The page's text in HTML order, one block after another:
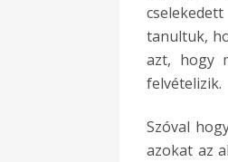
tanultuk,
azt, hogy
felvételizik.
Szóval
azokat az